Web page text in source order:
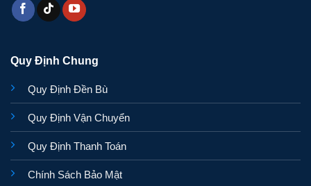
Quy Định Chung
Quy Định Đền Bù
Quy Định Vận Chuyển
Quy Định Thanh Toán
Chính Sách Bảo Mật